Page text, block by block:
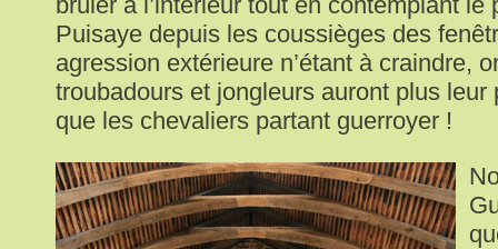
Puisaye depuis les coussièges des
agression extérieure n’étant à craindre,
troubadours et jongleurs auront plus leur
que les chevaliers partant guerroyer !